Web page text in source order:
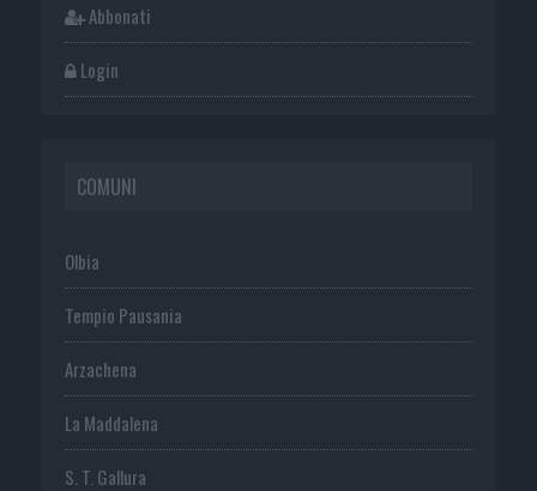
Abbonati
Login
COMUNI
Olbia
Tempio Pausania
Arzachena
La Maddalena
S. T. Gallura